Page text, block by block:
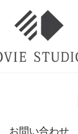
お問い合わせ